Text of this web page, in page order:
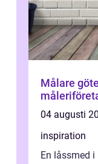
Målare göteborg så
04 augusti
inspiration
En låssmed